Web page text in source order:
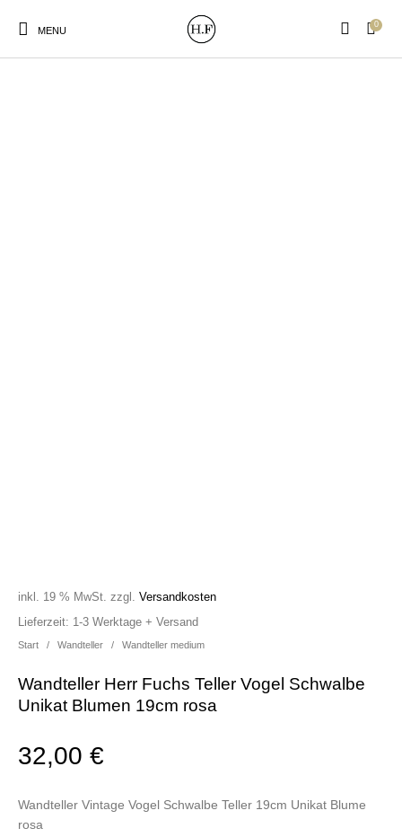
MENU
0
Start / Wandteller / Wandteller medium
Wandteller Herr Fuchs Teller Vogel Schwalbe
Unikat Blumen 19cm rosa
32,00€
inkl. 19 % MwSt. zzgl.Versandkosten
Wandteller Vintage Vogel Schwalbe Teller 19cm Unikat Blume
rosa
Lieferzeit: 1-3 Werktage + Versand